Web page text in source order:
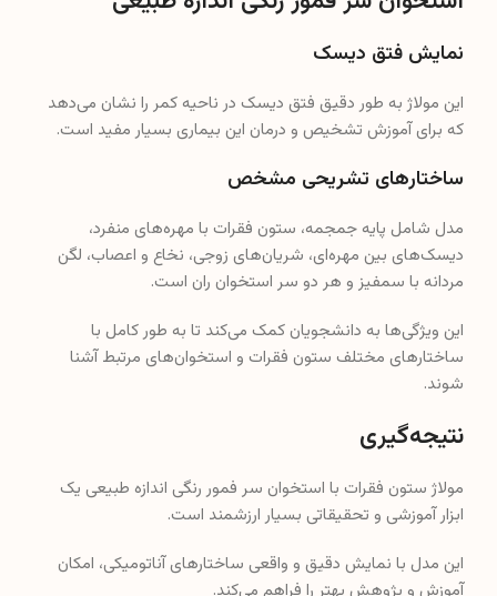
نمایش فتق دیسک
این مولاژ به طور دقیق فتق دیسک در ناحیه کمر را نشان می‌دهد
که برای آموزش تشخیص و درمان این بیماری بسیار مفید است.
ساختارهای تشریحی مشخص
مدل شامل پایه جمجمه، ستون فقرات با مهره‌های منفرد،
دیسک‌های بین مهره‌ای، شریان‌های زوجی، نخاع و اعصاب، لگن
مردانه با سمفیز و هر دو سر استخوان ران است.
این ویژگی‌ها به دانشجویان کمک می‌کند تا به طور کامل با
ساختارهای مختلف ستون فقرات و استخوان‌های مرتبط آشنا
شوند.
نتیجه‌گیری
مولاژ ستون فقرات با استخوان سر فمور رنگی اندازه طبیعی یک
ابزار آموزشی و تحقیقاتی بسیار ارزشمند است.
این مدل با نمایش دقیق و واقعی ساختارهای آناتومیکی، امکان
آموزش و پژوهش بهتر را فراهم می‌کند.